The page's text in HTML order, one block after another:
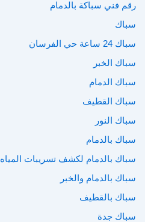
رقم فني سباكة بالدمام
سباك
سباك 24 ساعة حي الفرسان
سباك الخبر
سباك الدمام
سباك القطيف
سباك النور
سباك بالدمام
سباك بالدمام لكشف تسريبات المياه
سباك بالدمام والخبر
سباك بالقطيف
سباك جدة